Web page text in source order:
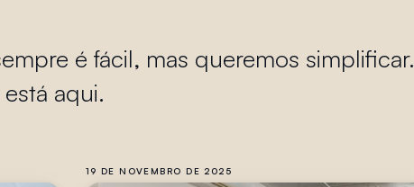
é fácil, mas queremos simplificar.
aqui.
19 DE NOVEMBRO DE 2025